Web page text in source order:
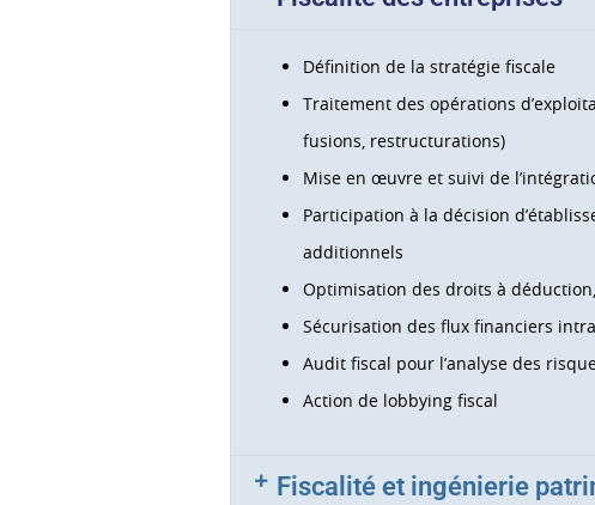
Définition de la stratégie fiscale
Traitement des opérations
fusions, restructurations)
Mise en œuvre et suivi de
Participation à la décision
additionnels
Optimisation des droits à
Sécurisation des flux financiers
Audit fiscal pour l’analyse des
Action de lobbying fiscal
Fiscalité et ingénierie